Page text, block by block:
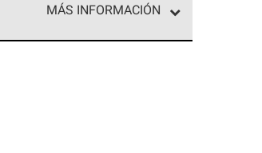
MÁS INFORMACIÓN